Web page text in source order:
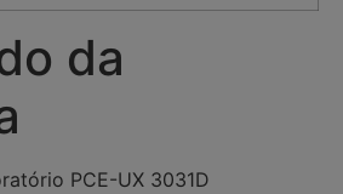
da
PCE-UX 3031D